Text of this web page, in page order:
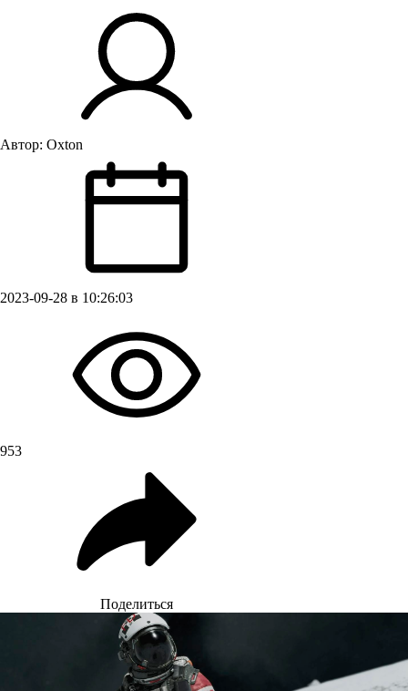
Автор: Oxton
2023-09-28 в 10:26:03
953
Поделиться